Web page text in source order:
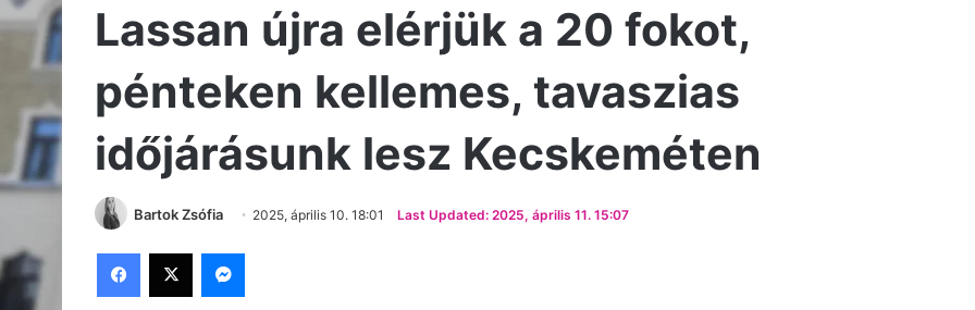
Lassan újra elérjük a 20 fokot,
pénteken kellemes, tavaszias
időjárásunk lesz Kecskeméten
Bartok Zsófia 2025, április 10. 18:01 Last Updated: 2025, április 11. 15:07
Facebook
X Messenger